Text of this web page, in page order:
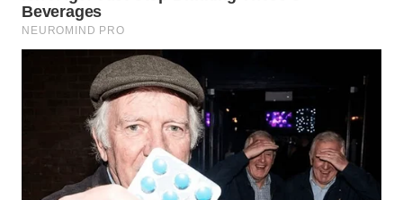
WN
NIAS
SELATAN